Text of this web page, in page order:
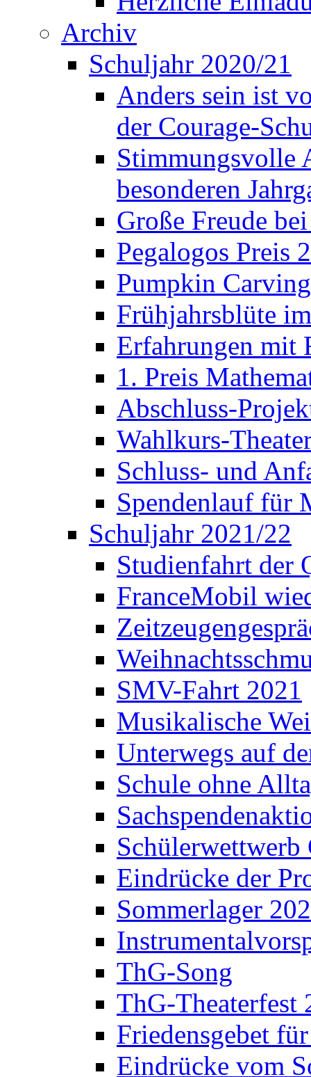
Archiv
Schuljahr 2020/21
Anders sein ist
der Courage-
Stimmungsvolle
besonderen
Große Freude
Pegalogos Preis
Pumpkin
Frühjahrsblüte
Erfahrungen mit
1. Preis
Abschluss-
Wahlkurs-
Schluss- und
Spendenlauf für
Schuljahr 2021/22
Studienfahrt der
FranceMobil
SMV-Fahrt 2021
Musikalische
Unterwegs auf
Schule ohne
Schülerwettwerb
Eindrücke der
Sommerlager
ThG-Song
ThG-Theaterfest
Friedensgebet
Eindrücke vom